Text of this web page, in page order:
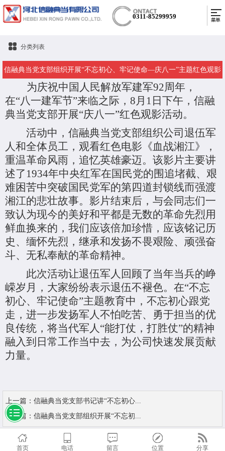
0311-85299959
分类列表
信融典当党支部组织开展“不忘初心、牢记使命—庆八一”主题红色观影
活动
为庆祝中国人民解放军建军92周年，
在“八一建军节”来临之际，8月1日下午，信融
典当党支部开展“庆八一”红色观影活动。
活动中，信融典当党支部组织公司退伍军
人和全体员工，观看红色电影《血战湘江》，
重温革命风雨，追忆英雄豪迈。该影片主要讲
述了1934年中央红军在国民党的围追堵截、艰
难困苦中突破国民党军的第四道封锁线而强渡
湘江的悲壮故事。影片结束后，与会同志们一
致认为现今的美好和平都是无数的革命先烈用
鲜血换来的，我们应该倍加珍惜，应该铭记历
史、缅怀先烈，继承和发扬不畏艰险、顽强奋
斗、无私奉献的革命精神。
此次活动让退伍军人回顾了当年当兵的峥
嵘岁月，大家纷纷表示退伍不褪色。在“不忘
初心、牢记使命”主题教育中，不忘初心跟党
走，进一步发扬军人不怕吃苦、勇于担当的优
良传统，将当代军人“能打仗，打胜仗”的精神
融入到日常工作当中去，为公司快速发展贡献
力量。
上一篇： 信融典当党支部书记讲“不忘初心...
下一篇： 信融典当党支部组织开展“不忘初...
首页 电话 留言 位置 分享